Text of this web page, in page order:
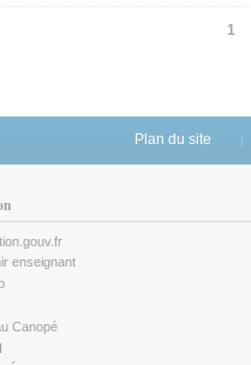
1
Plan du site
external)
enseignant
external)
external)
external)
Canopé
external)